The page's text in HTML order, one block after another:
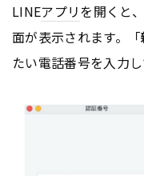
LINEアプリを開くと
面が表示されます。「
たい電話番号を入力